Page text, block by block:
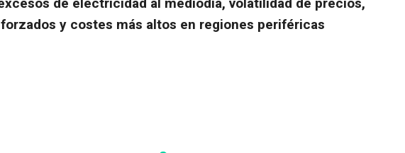
y costes más altos en regiones periféricas